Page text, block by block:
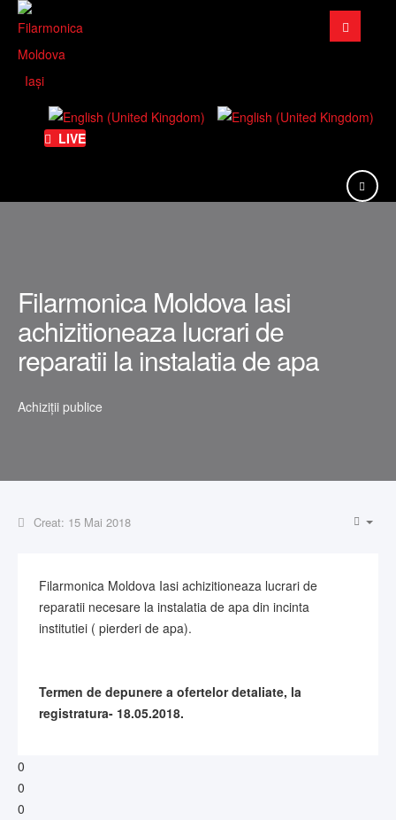
Căutare
...
LIVE
Filarmonica Moldova Iasi
achizitioneaza lucrari de
reparatii la instalatia de apa
Achiziții publice
Creat: 15 Mai 2018
Filarmonica Moldova Iasi achizitioneaza lucrari de
reparatii necesare la instalatia de apa din incinta
institutiei ( pierderi de apa).
Termen de depunere a ofertelor detaliate, la
registratura- 18.05.2018.
0
0
0